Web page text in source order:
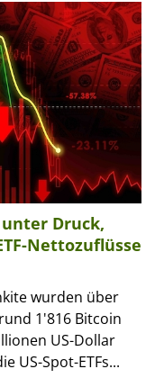
Druck,
Nettozuflüsse
wurden über
1'816 Bitcoin
US-Dollar
US-Spot-ETFs...